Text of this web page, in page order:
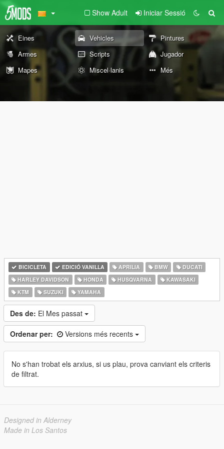
Show Adult Iniciar Sessió
Eines Vehicles
Pintures
Armes
Scripts
Jugador
Mapes
Miscel·lanis Més
BICICLETA EDICIÓ VANILLA APRILIA BMW
DUCATI
HARLEY DAVIDSON
HONDA HUSQVARNA
KAWASAKI
KTM
SUZUKI YAMAHA
Des de: El Mes passat
Ordenar per: Versions més recents
No s'han trobat els arxius, si us plau, prova canviant els criteris
de filtrat.
Designed in Alderney
Made in Los Santos